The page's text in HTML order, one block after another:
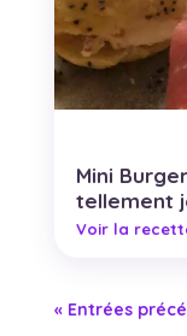
Mini
tellement
« Entrées